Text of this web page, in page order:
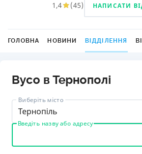
1,4 (45) НАПИСАТИ
ГОЛОВНА НОВИНИ ВІДДІЛЕННЯ
Вусо в Тернополі
Виберіть місто
Тернопіль
Введіть назву або адресу